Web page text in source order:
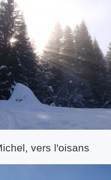
vers l'oisans